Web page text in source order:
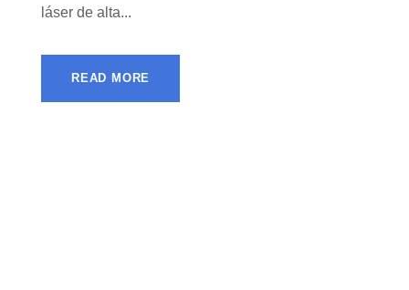
láser de alta...
READ MORE